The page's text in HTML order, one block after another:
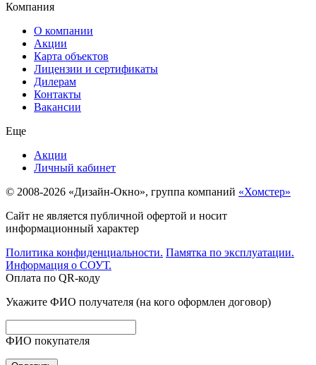
Компания
О компании
Акции
Карта объектов
Лицензии и сертификаты
Дилерам
Контакты
Вакансии
Еще
Акции
Личный кабинет
© 2008-2026 «Дизайн-Окно», группа компаний «Хомстер»
Сайт не является публичной офертой и носит
информационный характер
Политика конфиденциальности. Памятка по эксплуатации.
Информация о СОУТ.
Оплата по QR-коду
Укажите ФИО получателя (на кого оформлен договор)
ФИО покупателя